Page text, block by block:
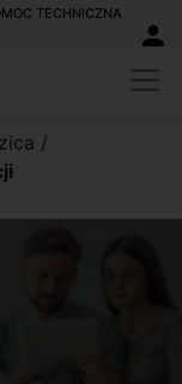
TECHNICZNA
/